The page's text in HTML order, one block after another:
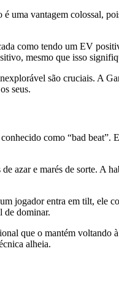
uma vantagem colossal,
como tendo um EV
mesmo que isso
são cruciais. A
seus.
como “bad beat”.
azar e marés de sorte. A
jogador entra em tilt, ele
de dominar.
que o mantém voltando
alheia.